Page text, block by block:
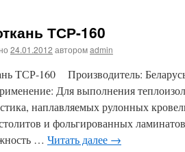
ТСР-160
24.01.2012 авторомadmin
ТСР-160 Производитель:
Для выполнения
наплавляемых рулонных
и фольгированных
… Читать далее →